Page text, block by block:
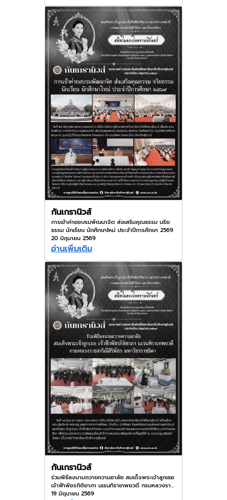
กันเกรานิวส์
การเข้าค่ายอบรมพัฒนาจิต ส่งเสริมคุณธรรม นริย
ธรรม นักเรียน นักศึกษาใหม่ ประจำปีการศึกษา 2569
20 มิถุนายน 2569
อ่านเพิ่มเติม
กันเกรานิวส์
ร่วมพิธีลงนามถวายความอาลัย สมเด็จพระเจ้าลูกเธอ
เจ้าฟ้าพัชรกิติยาภา นเรนทิราเทพยวดี กรมหลวงราช
สาริณีสิริพัชร มหาวัชรราชธิดา
19 มิถุนายน 2569